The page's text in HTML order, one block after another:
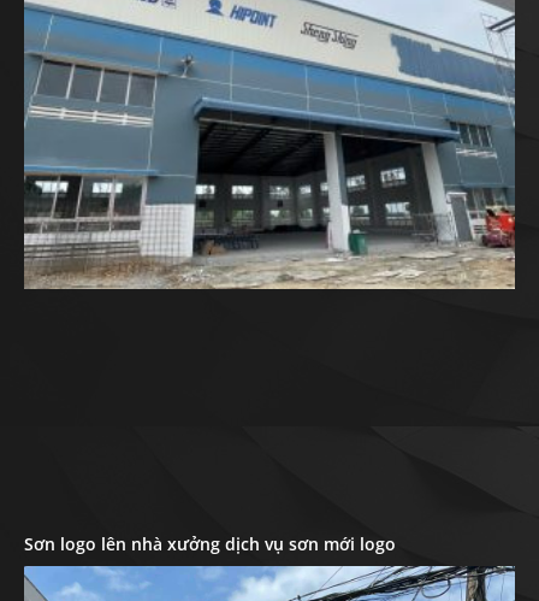
Sơn logo lên nhà xưởng dịch vụ sơn mới logo